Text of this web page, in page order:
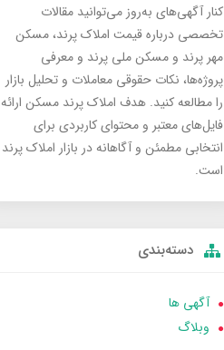
کنار آگهی‌های به‌روز می‌توانید مقالات
تخصصی درباره قیمت املاک پرند، مسکن
مهر پرند و مسکن ملی پرند و معرفی
پروژه‌ها، نکات حقوقی معاملات و تحلیل بازار
را مطالعه کنید. هدف املاک پرند مسکن ارائه
فایل‌های معتبر و محتوای کاربردی برای
انتخابی مطمئن و آگاهانه در بازار املاک پرند
است.
دسته‌بندی
آگهی ها
وبلاگ